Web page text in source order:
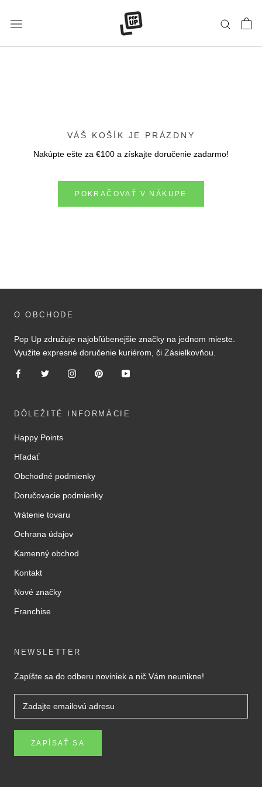
VÁŠ KOŠÍK JE PRÁZDNY
Nakúpte ešte za €100 a získajte doručenie zadarmo!
POKRAČOVAŤ V NÁKUPE
O OBCHODE
Pop Up združuje najobľúbenejšie značky na jednom mieste.
Využite expresné doručenie kuriérom, či Zásielkovňou.
DÔLEŽITÉ INFORMÁCIE
Happy Points
Hľadať
Obchodné podmienky
Doručovacie podmienky
Vrátenie tovaru
Ochrana údajov
Kamenný obchod
Kontakt
Nové značky
Franchise
NEWSLETTER
Zapíšte sa do odberu noviniek a nič Vám neunikne!
ZAPÍSAŤ SA